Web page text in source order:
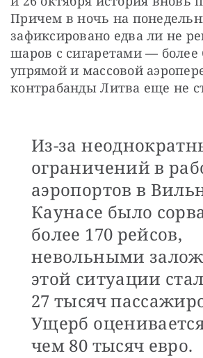
Причем в ночь на
зафиксировано едва ли не
шаров с сигаретами — более
упрямой и массовой
контрабанды Литва еще не
Из-за
ограничений в
аэропортов в
Каунасе было
более 170 рейсов,
невольными
этой ситуации
27 тысяч
Ущерб
чем 80 тысяч евро.